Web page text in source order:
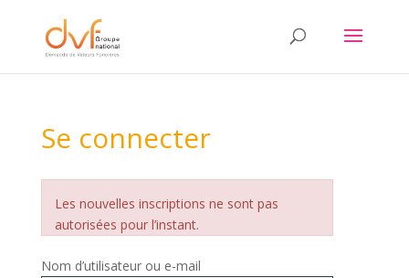
Se connecter
Les nouvelles inscriptions ne sont pas
autorisées pour l’instant.
Nom d’utilisateur ou e-mail